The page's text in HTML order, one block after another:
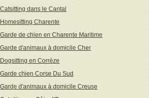
Catsitting dans le Cantal
Homesitting Charente
Garde de chien en Charente Maritime
Garde d'animaux à domicile Cher
Dogsitting en Corrèze
Garde chien Corse Du Sud
Garde d'animaux à domicile Creuse